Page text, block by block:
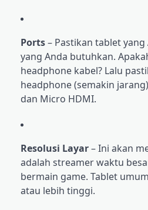
Ports– Pastikan tablet
yang Anda butuhkan.
headphone kabel? Lalu
headphone (semakin
dan Micro HDMI.
Resolusi Layar– Ini akan
adalah streamer waktu
bermain game. Tablet
atau lebih tinggi.